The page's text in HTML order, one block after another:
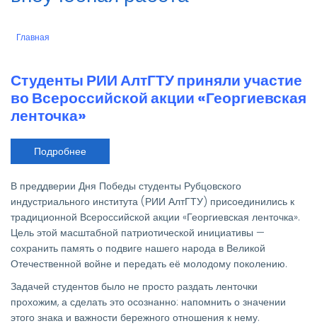
Строка
Главная
Студенты РИИ АлтГТУ приняли участие
во Всероссийской акции «Георгиевская
ленточка»
Подробнее
Студенты
АлтГТУ
приняли
участие
Всероссийской
акции
«Георгиевская
ленточка»
В преддверии Дня Победы студенты Рубцовского
индустриального института (РИИ АлтГТУ) присоединились к
традиционной Всероссийской акции «Георгиевская ленточка».
Цель этой масштабной патриотической инициативы —
сохранить память о подвиге нашего народа в Великой
Отечественной войне и передать её молодому поколению.
Задачей студентов было не просто раздать ленточки
прохожим, а сделать это осознанно: напомнить о значении
этого знака и важности бережного отношения к нему.